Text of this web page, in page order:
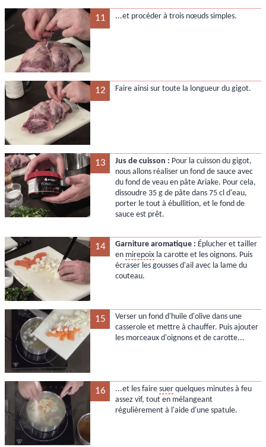
11 ...et procéder à trois nœuds simples.
12 Faire ainsi sur toute la longueur du gigot.
13 Jus de cuisson : Pour la cuisson du gigot,
nous allons réaliser un fond de sauce avec
du fond de veau en pâte Ariake. Pour cela,
dissoudre 35 g de pâte dans 75 cl d'eau,
porter le tout à ébullition, et le fond de
sauce est prêt.
14 Garniture aromatique : Éplucher et tailler
en mirepoixla carotte et les oignons. Puis
écraser les gousses d'ail avec la lame du
couteau.
15
Verser un fond d'huile d'olive dans une
casserole et mettre à chauffer. Puis ajouter
les morceaux d'oignons et de carotte...
16 ...et les faire suerquelques minutes à feu
assez vif, tout en mélangeant
régulièrement à l'aide d'une spatule.